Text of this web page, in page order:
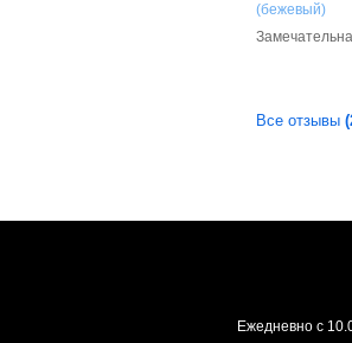
(бежевый)
Все отзывы
Ежедневно c